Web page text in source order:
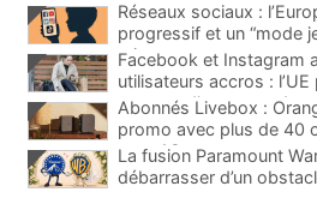
Réseaux sociaux :
progressif et un “mode
mineurs
Facebook et Instagram
utilisateurs accros :
menace d’une amende
Abonnés Livebox :
promo avec plus de 40
pour 1€
La fusion Paramount
débarrasser d’un